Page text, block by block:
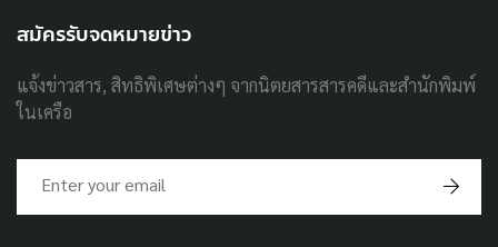
สมัครรับจดหมายข่าว
แจ้งข่าวสาร, สิทธิพิเศษต่างๆ จากนิตยสารสารคดีและสำนักพิมพ์
ในเครือ